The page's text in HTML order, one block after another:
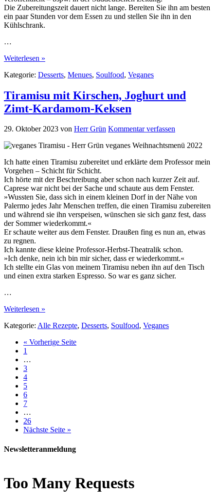
Die Zubereitungszeit dauert nicht lange. Bereiten Sie ihn am besten
ein paar Stunden vor dem Essen zu und stellen Sie ihn in den
Kühlschrank.
…
Weiterlesen »
Kategorie: Desserts, Menues, Soulfood, Veganes
Tiramisu mit Kirschen, Joghurt und
Zimt-Kardamom-Keksen
29. Oktober 2023 von Herr Grün Kommentar verfassen
Ich hatte einen Tiramisu zubereitet und erklärte dem Professor mein
Vorgehen – Schicht für Schicht.
Ich hörte mit der Beschreibung aber schon nach kurzer Zeit auf.
Caprese war nicht bei der Sache und schaute aus dem Fenster.
»Wussten Sie, dass sich in einem kleinen Dorf in der Nähe von
Palermo jedes Jahr Menschen treffen, die einen Tiramisu zubereiten
und während sie ihn verspeisen, wünschen sie sich ganz fest, dass
der Sommer wiederkommt.«
Er schaute weiter aus dem Fenster. Draußen fing es nun an, etwas
zu regnen.
Ich kannte diese kleine Professor-Herbst-Theatralik schon.
»Ich denke, nein ich bin mir sicher, dass er wiederkommt.«
Ich stellte ein Glas von meinem Tiramisu neben ihn auf den Tisch
und einen extra starken Espresso. So war es ganz sicher.
…
Weiterlesen »
Kategorie: Alle Rezepte, Desserts, Soulfood, Veganes
« Vorherige Seite
1
…
3
4
5
6
7
…
26
Nächste Seite »
Newsletteranmeldung